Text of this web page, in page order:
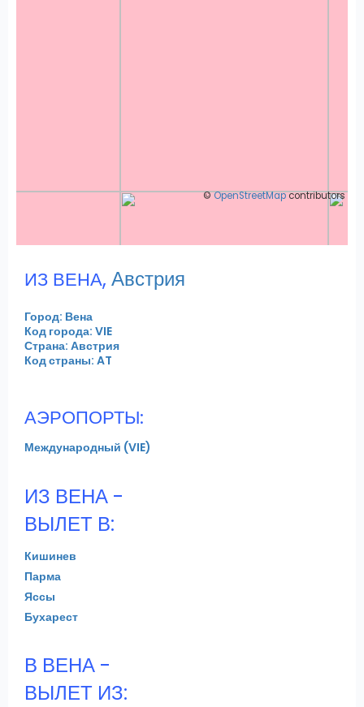
©OpenStreetMapcontributors
ИЗ ВЕНА, Австрия
Город: Вена
Код города: VIE
Страна: Австрия
Код страны: AT
АЭРОПОРТЫ:
Международный (VIE)
ИЗ ВЕНА -
ВЫЛЕТ В:
Кишинев
Парма
Яссы
Бухарест
В ВЕНА -
ВЫЛЕТ ИЗ: